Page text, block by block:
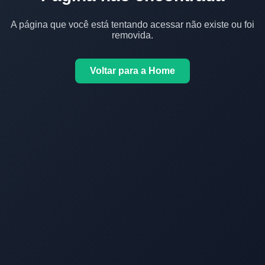
A página que você está tentando acessar não existe ou foi
removida.
Voltar para a Home